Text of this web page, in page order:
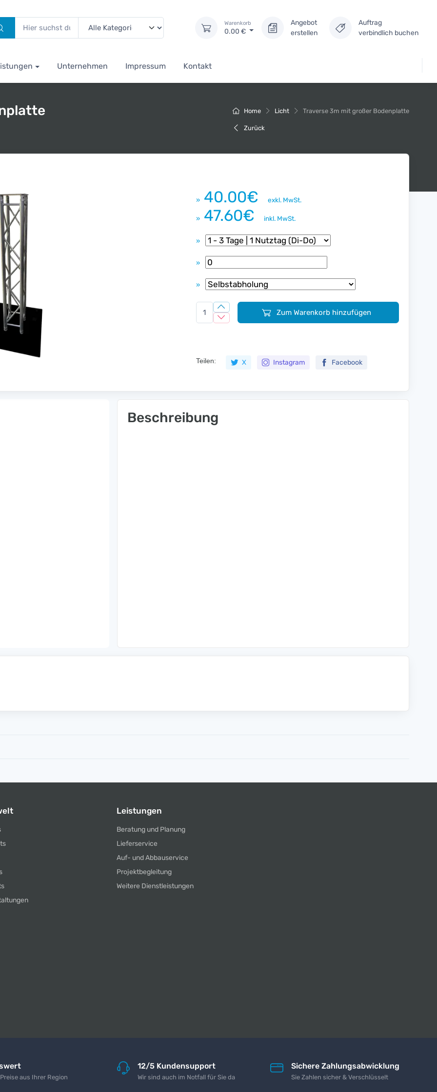
Warenkorb
0.00 €
Angebot
erstellen
Auftrag
verbindlich buchen
Unternehmen Impressum Kontakt
Home Licht Traverse 3m mit großer Bodenplatte
Zurück
» 40.00€ exkl. MwSt.
» 47.60€ inkl. MwSt.
»
»
»
Zum Warenkorb hinzufügen
Teilen: X Instagram Facebook
Beschreibung
Leistungen
Beratung und Planung
Lieferservice
Auf- und Abbauservice
Projektbegleitung
Weitere Dienstleistungen
aus Ihrer Region
12/5 Kundensupport
Wir sind auch im Notfall für Sie da
Sichere Zahlungsabwicklung
Sie Zahlen sicher & Verschlüsselt